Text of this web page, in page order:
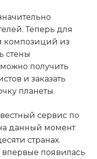
Теперь для
композиций из
стены
получить
и заказать
планеты.
сервис по
данный момент
странах.
появилась